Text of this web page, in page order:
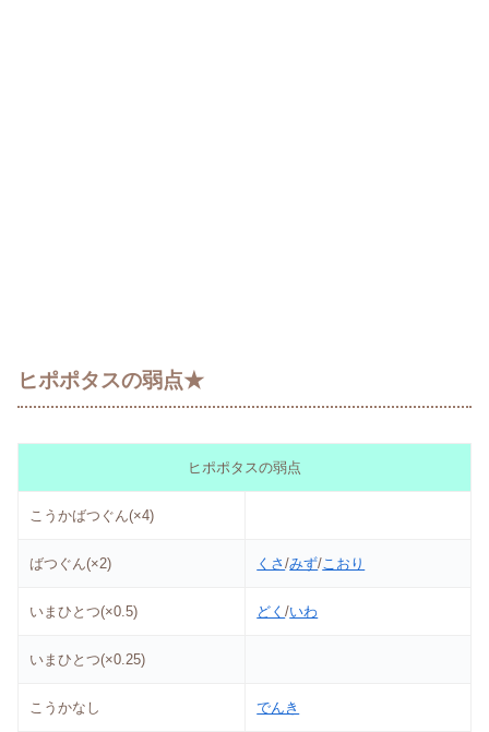
ヒポポタスの弱点★
ヒポポタスの弱点
こうかばつぐん(×4)
ばつぐん(×2) くさ/みず/ こおり
いまひとつ(×0.5) どく/いわ
いまひとつ(×0.25)
こうかなし でんき